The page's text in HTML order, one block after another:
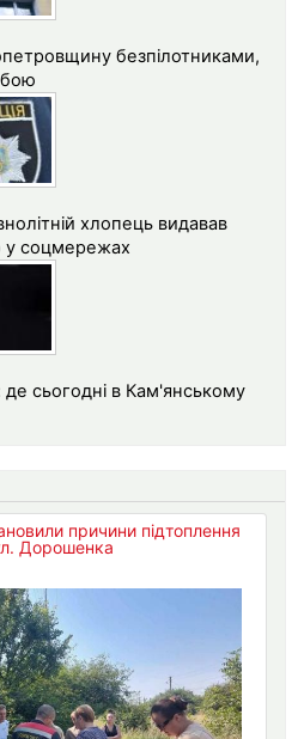
безпілотниками,
хлопець видавав
у соцмережах
де сьогодні в Кам'янському
причини підтоплення
Дорошенка